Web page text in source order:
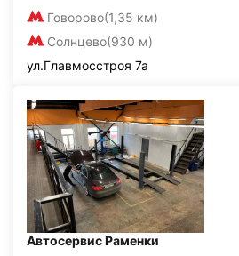
Говорово(1,35 км)
Солнцево(930 м)
ул.Главмосстроя 7а
Автосервис Раменки